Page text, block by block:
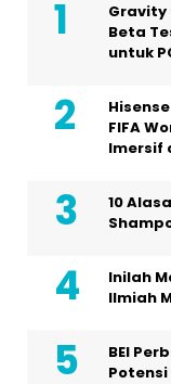
Gravity
Beta
untuk
FIFA
Imersif
10
Inilah
Ilmiah
BEI